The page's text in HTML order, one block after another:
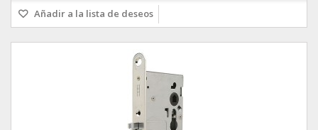
Añadir a la lista de deseos